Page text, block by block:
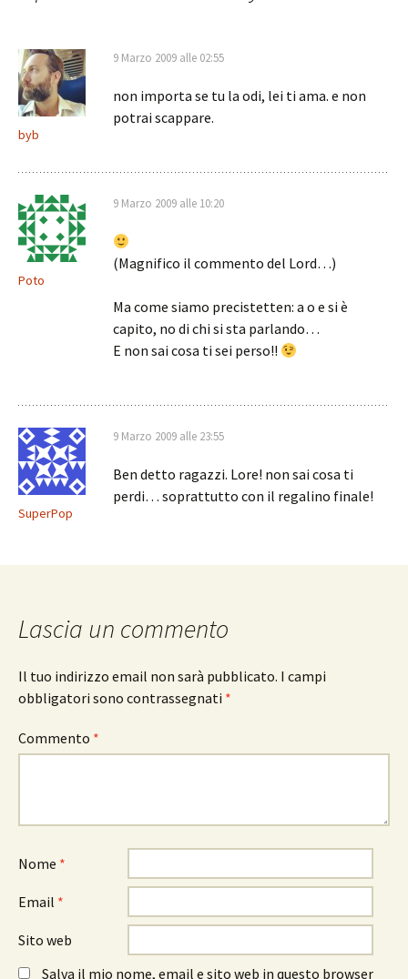
byb
9 Marzo 2009 alle 02:55
non importa se tu la odi, lei ti ama. e non
potrai scappare.
Poto
9 Marzo 2009 alle 10:20
(Magnifico il commento del Lord…)
Ma come siamo precistetten: a o e si è
capito, no di chi si sta parlando…
E non sai cosa ti sei perso!!
SuperPop
9 Marzo 2009 alle 23:55
Ben detto ragazzi. Lore! non sai cosa ti
perdi… soprattutto con il regalino finale!
Lascia un commento
Il tuo indirizzo email non sarà pubblicato. I campi
obbligatori sono contrassegnati *
Commento *
Nome *
Email *
Sito web
Salva il mio nome, email e sito web in questo browser